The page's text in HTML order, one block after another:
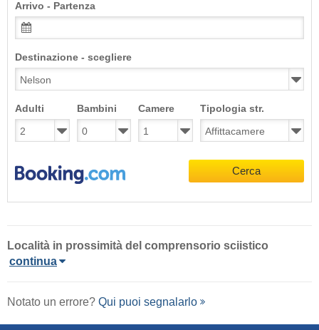
Arrivo - Partenza
Destinazione - scegliere
Adulti Bambini Camere Tipologia str.
Cerca
Località in prossimità del comprensorio sciistico
continua
Notato un errore? Qui puoi segnalarlo